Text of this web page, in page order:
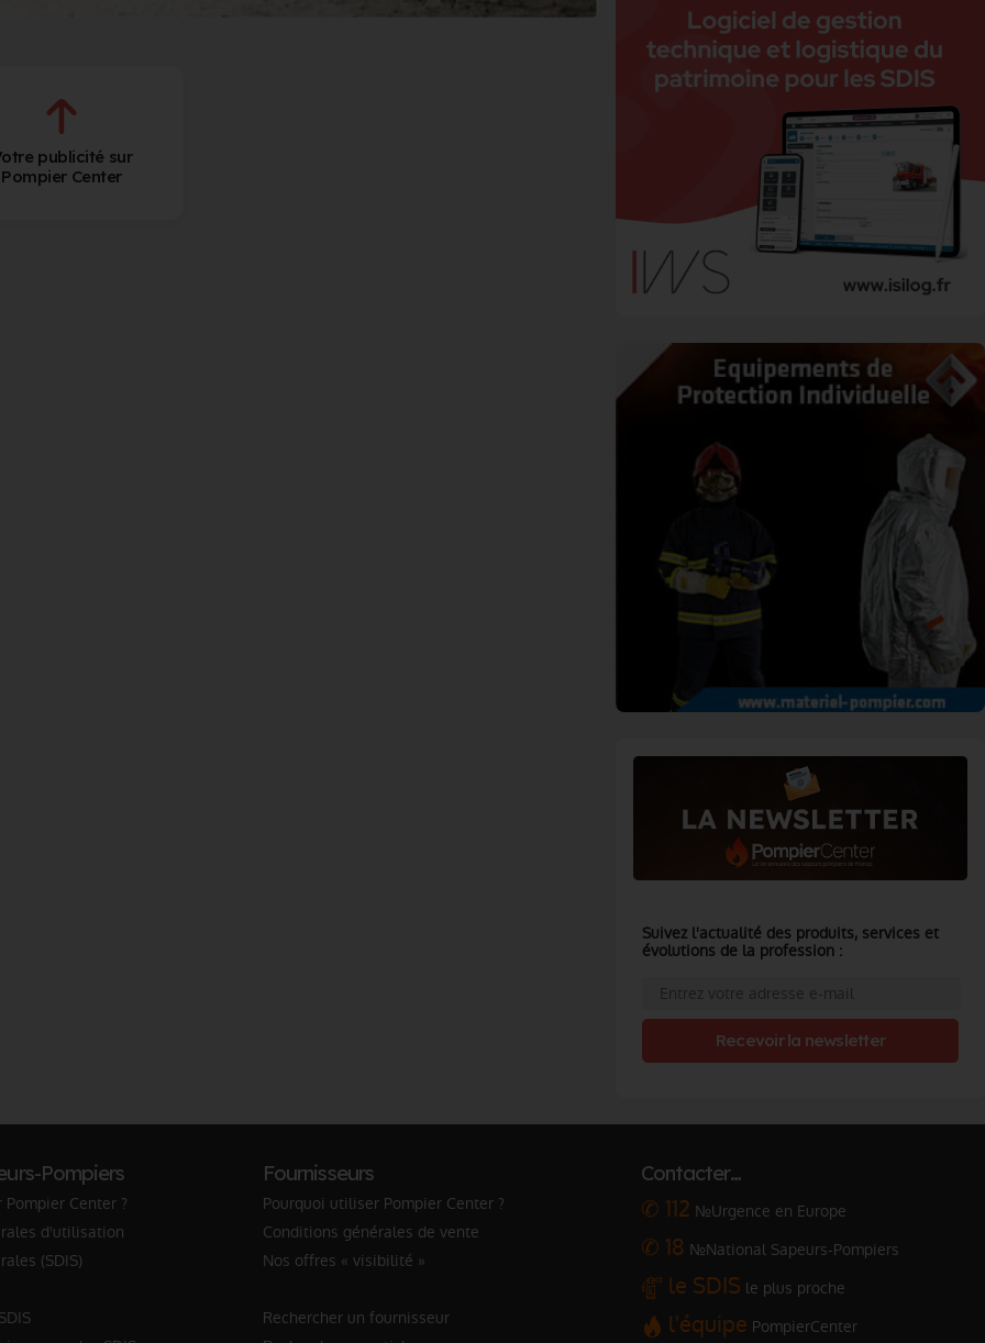
publicité sur
Pompier Center
Suivez l'actualité des produits, services et
évolutions de la profession :
Recevoir la newsletter
Pompiers
Center ?
d'utilisation
(SDIS)
Fournisseurs
Pourquoi utiliser Pompier Center ?
Conditions générales de vente
Nos offres « visibilité »
Rechercher un fournisseur
Contacter…
✆ 112 №Urgence en Europe
✆ 18 №National Sapeurs-Pompiers
le SDIS le plus proche
l'équipe PompierCenter